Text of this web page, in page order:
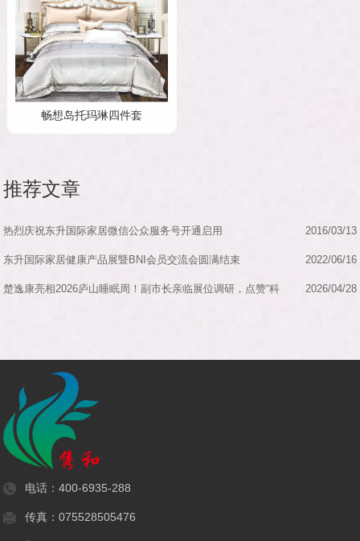
畅想岛托玛琳四件套
推荐文章
热烈庆祝东升国际家居微信公众服务号开通启用 2016/03/13
东升国际家居健康产品展暨BNI会员交流会圆满结束 2022/06/16
楚逸康亮相2026庐山睡眠周！副市长亲临展位调研，点赞“科 2026/04/28
电话：400-6935-288
传真：075528505476